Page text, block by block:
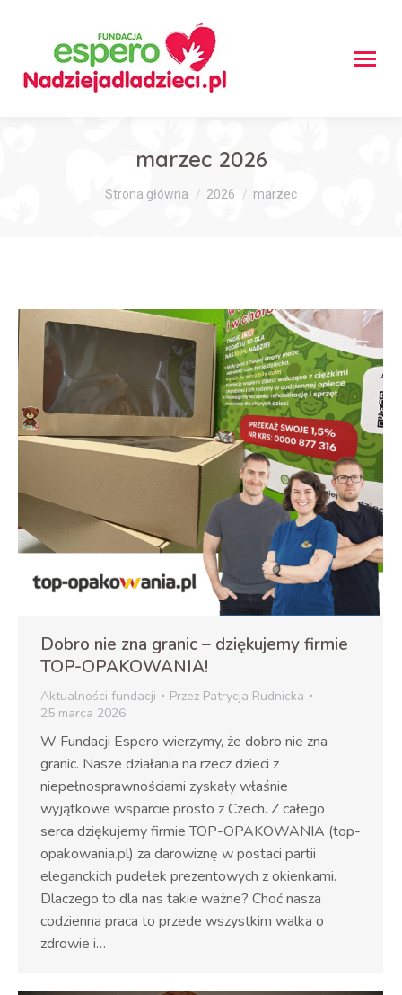
marzec 2026
Jesteś tutaj:
Strona główna 2026 marzec
Dobro nie zna granic – dziękujemy firmie
TOP-OPAKOWANIA!
Aktualności fundacji Przez Patrycja Rudnicka
25 marca 2026
W Fundacji Espero wierzymy, że dobro nie zna
granic. Nasze działania na rzecz dzieci z
niepełnosprawnościami zyskały właśnie
wyjątkowe wsparcie prosto z Czech. Z całego
serca dziękujemy firmie TOP-OPAKOWANIA (top-
opakowania.pl) za darowiznę w postaci partii
eleganckich pudełek prezentowych z okienkami.
Dlaczego to dla nas takie ważne? Choć nasza
codzienna praca to przede wszystkim walka o
zdrowie i…